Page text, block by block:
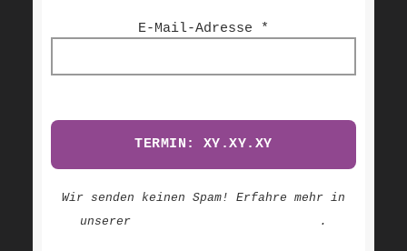
E-Mail-Adresse *
Wir senden keinen Spam! Erfahre mehr in
unserer
.